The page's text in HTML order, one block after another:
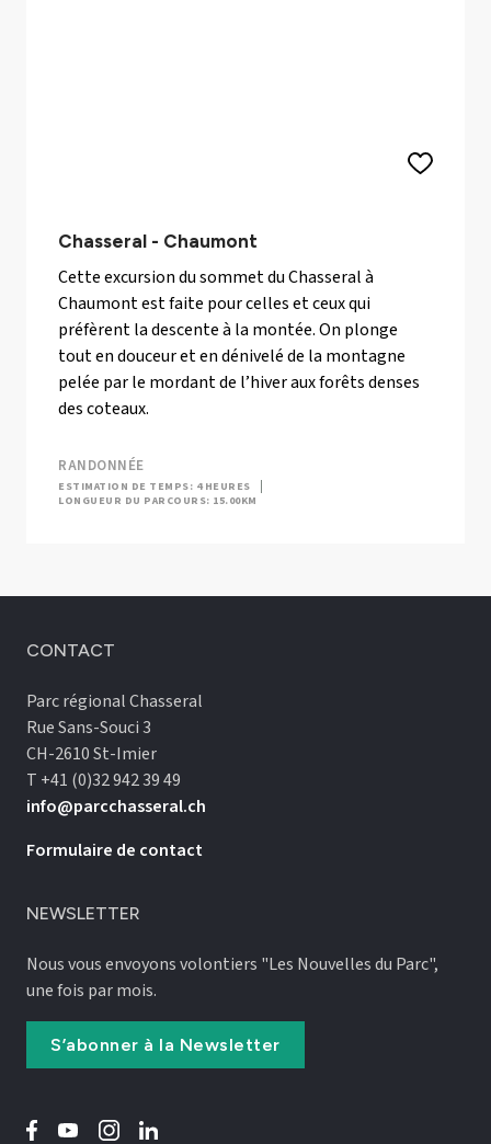
Chasseral - Chaumont
Cette excursion du sommet du Chasseral à
Chaumont est faite pour celles et ceux qui
préfèrent la descente à la montée. On plonge
tout en douceur et en dénivelé de la montagne
pelée par le mordant de l’hiver aux forêts denses
des coteaux.
RANDONNÉE
ESTIMATION DE TEMPS: 4 HEURES
LONGUEUR DU PARCOURS: 15.00KM
CONTACT
Parc régional Chasseral
Rue Sans-Souci 3
CH-2610 St-Imier
T +41 (0)32 942 39 49
info@parcchasseral.ch
Formulaire de contact
NEWSLETTER
Nous vous envoyons volontiers "Les Nouvelles du Parc",
une fois par mois.
S’abonner à la Newsletter